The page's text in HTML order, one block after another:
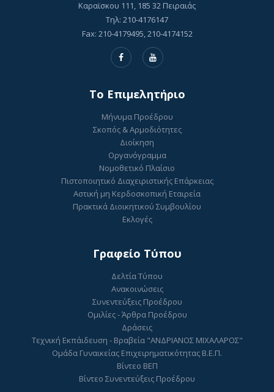
Καραϊσκου 111, 185 32 Πειραιάς
Τηλ: 210-4176147
Fax: 210-4179495, 210-4174152
To Επιμελητήριο
Μήνυμα Προέδρου
Σκοπός & Αρμοδιότητες
Διοίκηση
Οργανόγραμμα
Νομοθετικό Πλαίσιο
Πιστοποιητικό Διαχειριστικής Επάρκειας
Αστική μη Κερδοσκοπική Εταιρεία
Πρακτικά Διοικητικού Συμβουλίου
Εκλογές
Γραφείο Τύπου
Δελτία Τύπου
Ανακοινώσεις
Συνεντεύξεις Προέδρου
Ομιλίες - Άρθρα Προέδρου
Δράσεις
Τεχνική Εκπάιδευση - Βραβεία "ΑΝΔΡΙΑΝΟΣ ΜΙΧΑΛΑΡΟΣ"
Ομάδα Γυναικείας Επιχειρηματικότητας Β.Ε.Π.
Βίντεο ΒΕΠ
Βίντεο Συνεντεύξεις Προέδρου